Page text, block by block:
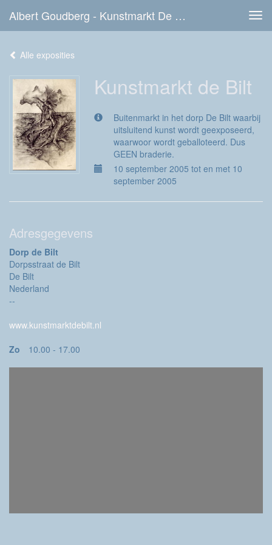
Albert Goudberg - Kunstmarkt De Bilt
Alle exposities
Kunstmarkt de Bilt
Buitenmarkt in het dorp De Bilt waarbij
uitsluitend kunst wordt geexposeerd,
waarwoor wordt geballoteerd. Dus
GEEN braderie.
10 september 2005 tot en met 10
september 2005
Adresgegevens
Dorp de Bilt
Dorpsstraat de Bilt
De Bilt
Nederland
--
www.kunstmarktdebilt.nl
Zo
10.00 - 17.00